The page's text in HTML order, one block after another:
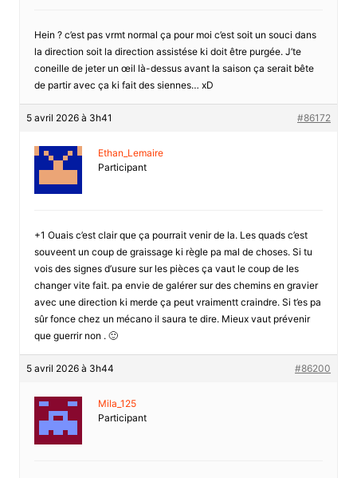
Hein ? c’est pas vrmt normal ça pour moi c’est soit un souci dans
la direction soit la direction assistése ki doit être purgée. J’te
coneille de jeter un œil là-dessus avant la saison ça serait bête
de partir avec ça ki fait des siennes… xD
5 avril 2026 à 3h41 #86172
Ethan_Lemaire
Participant
+1 Ouais c’est clair que ça pourrait venir de la. Les quads c’est
souveent un coup de graissage ki règle pa mal de choses. Si tu
vois des signes d’usure sur les pièces ça vaut le coup de les
changer vite fait. pa envie de galérer sur des chemins en gravier
avec une direction ki merde ça peut vraimentt craindre. Si t’es pa
sûr fonce chez un mécano il saura te dire. Mieux vaut prévenir
que guerrir non . 🙂
5 avril 2026 à 3h44 #86200
Mila_125
Participant